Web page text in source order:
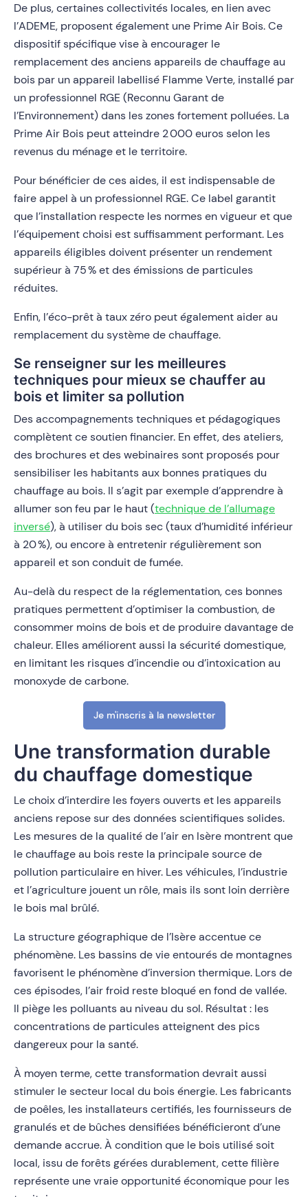
De plus, certaines collectivités locales, en lien avec
l’ADEME, proposent également une Prime Air Bois. Ce
dispositif spécifique vise à encourager le
remplacement des anciens appareils de chauffage au
bois par un appareil labellisé Flamme Verte, installé par
un professionnel RGE (Reconnu Garant de
l’Environnement) dans les zones fortement polluées. La
Prime Air Bois peut atteindre 2 000 euros selon les
revenus du ménage et le territoire.
Pour bénéficier de ces aides, il est indispensable de
faire appel à un professionnel RGE. Ce label garantit
que l’installation respecte les normes en vigueur et que
l’équipement choisi est suffisamment performant. Les
appareils éligibles doivent présenter un rendement
supérieur à 75 % et des émissions de particules
réduites.
Enfin, l’éco-prêt à taux zéro peut également aider au
remplacement du système de chauffage.
Se renseigner sur les meilleures
techniques pour mieux se chauffer au
bois et limiter sa pollution
Des accompagnements techniques et pédagogiques
complètent ce soutien financier. En effet, des ateliers,
des brochures et des webinaires sont proposés pour
sensibiliser les habitants aux bonnes pratiques du
chauffage au bois. Il s’agit par exemple d’apprendre à
allumer son feu par le haut (technique de l’allumage
inversé), à utiliser du bois sec (taux d’humidité inférieur
à 20 %), ou encore à entretenir régulièrement son
appareil et son conduit de fumée.
Au-delà du respect de la réglementation, ces bonnes
pratiques permettent d’optimiser la combustion, de
consommer moins de bois et de produire davantage de
chaleur. Elles améliorent aussi la sécurité domestique,
en limitant les risques d’incendie ou d’intoxication au
monoxyde de carbone.
Je m'inscris à la newsletter
Une transformation durable
du chauffage domestique
Le choix d’interdire les foyers ouverts et les appareils
anciens repose sur des données scientifiques solides.
Les mesures de la qualité de l’air en Isère montrent que
le chauffage au bois reste la principale source de
pollution particulaire en hiver. Les véhicules, l’industrie
et l’agriculture jouent un rôle, mais ils sont loin derrière
le bois mal brûlé.
La structure géographique de l’Isère accentue ce
phénomène. Les bassins de vie entourés de montagnes
favorisent le phénomène d’inversion thermique. Lors de
ces épisodes, l’air froid reste bloqué en fond de vallée.
Il piège les polluants au niveau du sol. Résultat : les
concentrations de particules atteignent des pics
dangereux pour la santé.
À moyen terme, cette transformation devrait aussi
stimuler le secteur local du bois énergie. Les fabricants
de poêles, les installateurs certifiés, les fournisseurs de
granulés et de bûches densifiées bénéficieront d’une
demande accrue. À condition que le bois utilisé soit
local, issu de forêts gérées durablement, cette filière
représente une vraie opportunité économique pour les